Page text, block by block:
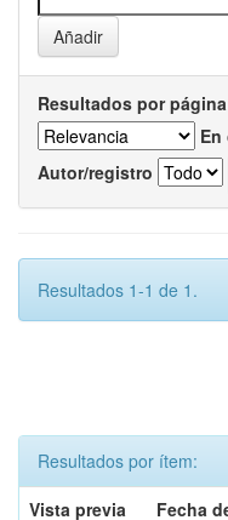
Resultados por página
En
Autor/registro
Resultados 1-1 de 1.
Resultados por ítem:
Vista previa
Fecha